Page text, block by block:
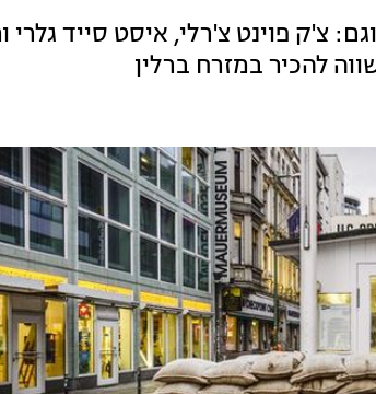
צ'ק פוינט צ'רלי, איסט סייד גלרי
להכיר במזרח ברלין